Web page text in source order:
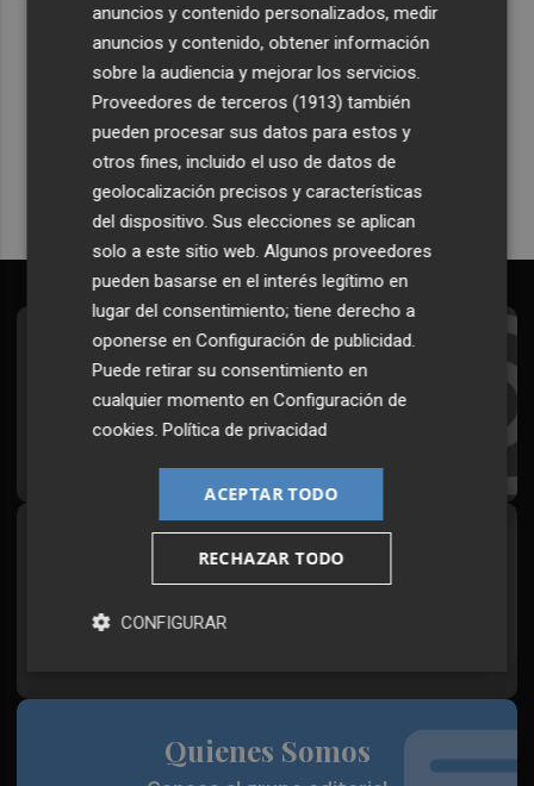
Recibe toda la actualidad de
Plaza Podcast en tu correo
Quiero suscribirme
Suscríbete al Boletín
Todos los días a primera hora en tu email
Síguenos en redes
Plaza Podcast, desde cualquier medio
Quienes Somos
anuncios y contenido personalizados, medir
anuncios y contenido, obtener información
sobre la audiencia y mejorar los servicios.
Proveedores de terceros (1913) también
pueden procesar sus datos para estos y
otros fines, incluido el uso de datos de
geolocalización precisos y características
del dispositivo. Sus elecciones se aplican
solo a este sitio web. Algunos proveedores
pueden basarse en el interés legítimo en
lugar del consentimiento; tiene derecho a
oponerse enConfiguración de publicidad
Puede retirar su consentimiento en
cualquier momento enConfiguración de
cookies .Política de privacidad
ACEPTAR TODO
RECHAZAR TODO
CONFIGURAR